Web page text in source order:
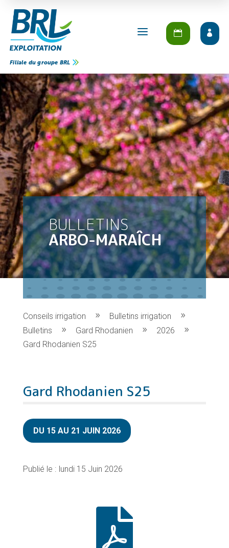
a
Filiale du groupe BRL
BULLETINS
ARBO-MARAÎCH
Conseils irrigation
Bulletins irrigation
Bulletins
Gard Rhodanien
2026
Gard Rhodanien S25
Gard Rhodanien S25
DU 15 AU 21 JUIN 2026
lundi 15 Juin 2026
